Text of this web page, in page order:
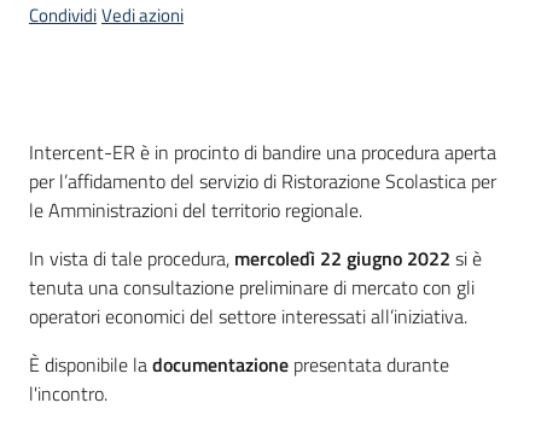
Seguici
su
CondividiVedi azioni
Cos'è
Intercent-ER è in procinto di bandire una procedura aperta
per l’affidamento del servizio di Ristorazione Scolastica per
le Amministrazioni del territorio regionale.
In vista di tale procedura, mercoledì 22 giugno 2022 si è
tenuta una consultazione preliminare di mercato con gli
operatori economici del settore interessati all’iniziativa.
È disponibile ladocumentazione presentata durante
l'incontro.